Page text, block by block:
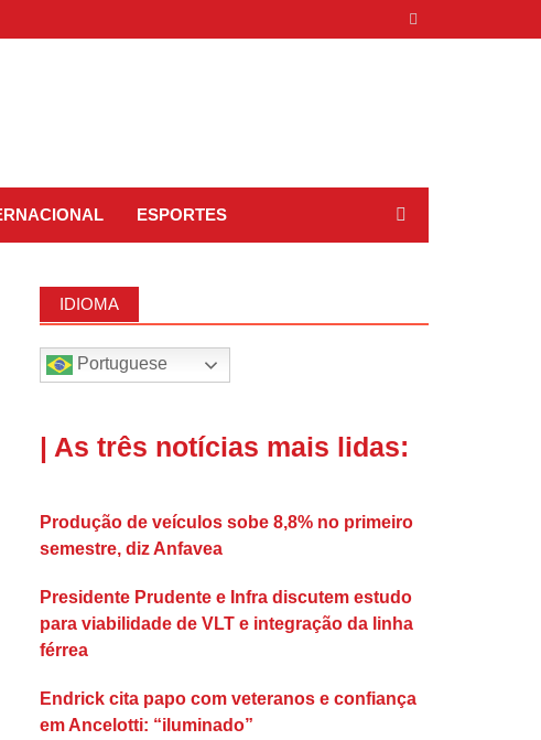
ESPORTES
IDIOMA
Portuguese
| As três notícias mais lidas:
Produção de veículos sobe 8,8% no primeiro
semestre, diz Anfavea
Presidente Prudente e Infra discutem estudo
para viabilidade de VLT e integração da linha
férrea
Endrick cita papo com veteranos e confiança
em Ancelotti: “iluminado”